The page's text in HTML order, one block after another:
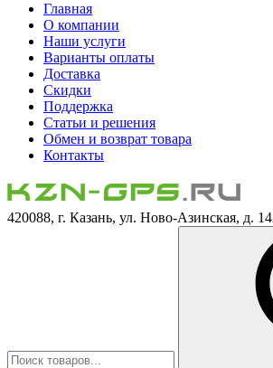
Главная
О компании
Наши услуги
Варианты оплаты
Доставка
Скидки
Поддержка
Статьи и решения
Обмен и возврат товара
Контакты
420088, г. Казань, ул. Ново-Азинская, д.